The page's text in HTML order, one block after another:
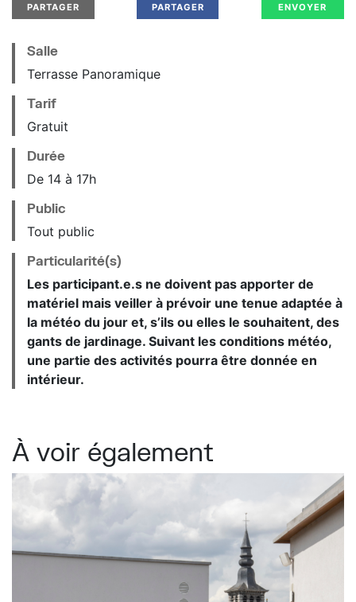
PARTAGER PARTAGER ENVOYER
Salle
Terrasse Panoramique
Tarif
Gratuit
Durée
De 14 à 17h
Public
Tout public
Particularité(s)
Les participant.e.s ne doivent pas apporter de
matériel mais veiller à prévoir une tenue adaptée à
la météo du jour et, s’ils ou elles le souhaitent, des
gants de jardinage. Suivant les conditions météo,
une partie des activités pourra être donnée en
intérieur.
À voir également